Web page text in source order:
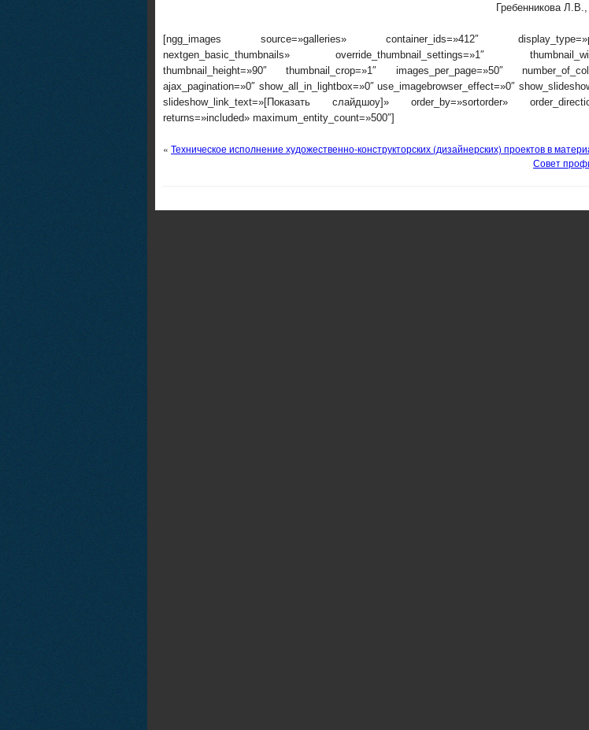
Гребенникова
[ngg_images source=»galleries» container_ids=»412″
nextgen_basic_thumbnails» override_thumbnail_settings=»1″
thumbnail_height=»90″ thumbnail_crop=»1″ images_per_page=»50″
ajax_pagination=»0″ show_all_in_lightbox=»0″ use_imagebrowser_effect=»0″
slideshow_link_text=»[Показать слайдшоу]» order_by=»sortorder»
returns=»included» maximum_entity_count=»500″]
« Техническое исполнение художественно-конструкторских (дизайнерских) проектов в
Совет